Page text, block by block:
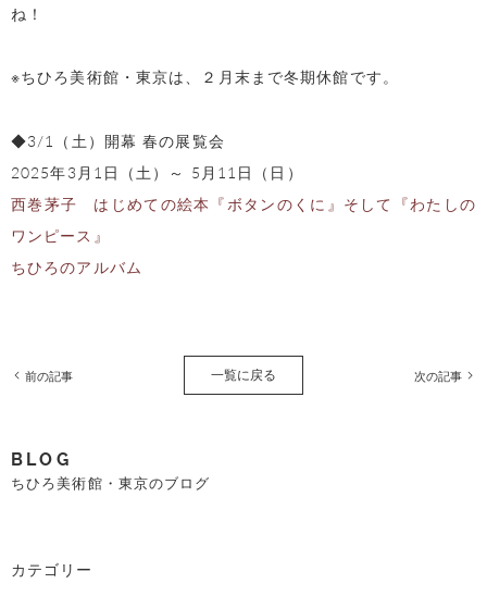
ね！
※ちひろ美術館・東京は、２月末まで冬期休館です。
◆3/1（土）開幕 春の展覧会
2025年3月1日（土）～ 5月11日（日）
西巻茅子 はじめての絵本『ボタンのくに』そして『わたしの
ワンピース』
ちひろのアルバム
前の記事 一覧に戻る 次の記事
BLOG
ちひろ美術館・東京のブログ
カテゴリー